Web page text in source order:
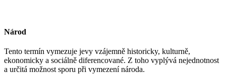
Národ
Tento termín vymezuje jevy vzájemně historicky, kulturně,
ekonomicky a sociálně diferencované. Z toho vyplývá nejednotnost
a určitá možnost sporu při vymezení národa.